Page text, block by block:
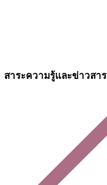
สาระความรู้และข่าวสาร